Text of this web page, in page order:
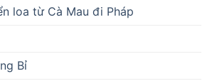
loa từ Cà Mau đi Pháp
Bỉ